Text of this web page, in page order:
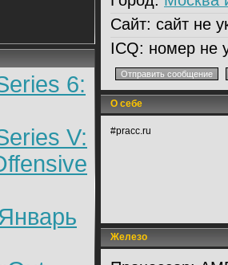
6:
V:
Сайт: сайт не
ICQ: номер не
О себе
#pracc.ru
Железо